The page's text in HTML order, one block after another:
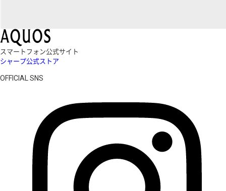
スマートフォン公式サイト
シャープ公式ストア
OFFICIAL SNS